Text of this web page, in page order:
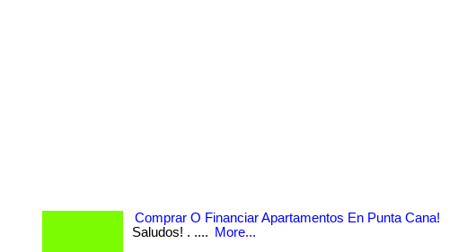
Comprar O Financiar Apartamentos En Punta Cana!
Saludos! . ....
More...